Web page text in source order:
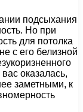
подсыхания
Но при
для потолка
с его белизной
оказалась,
заметными, к